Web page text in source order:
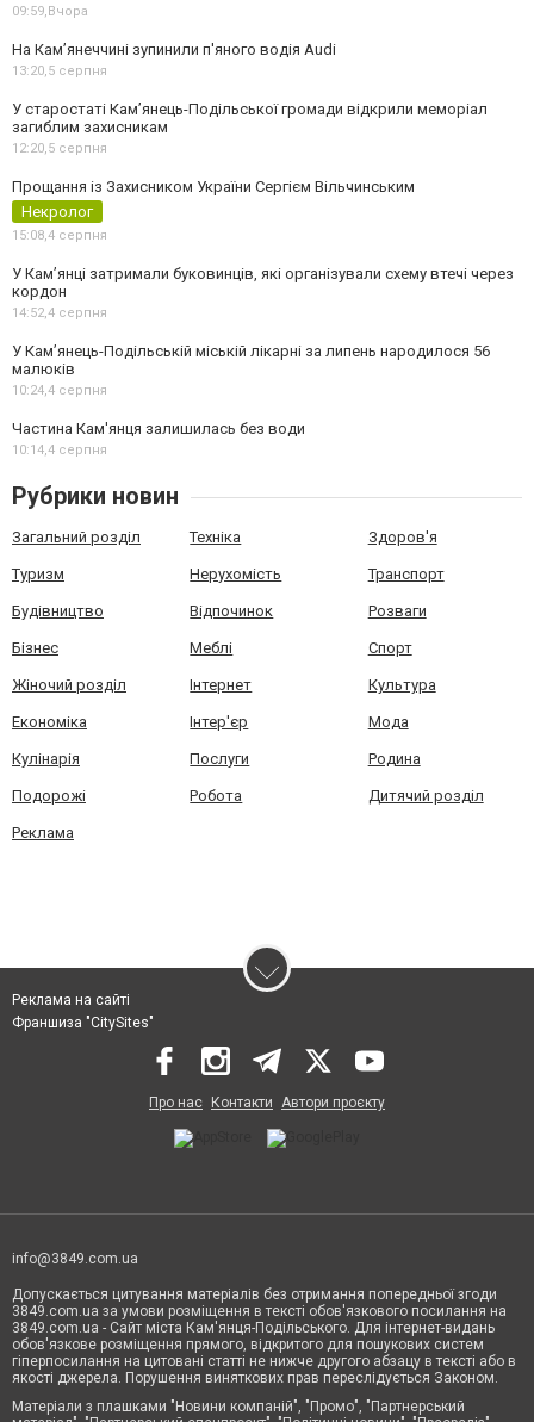
09:59,Вчора
На Камʼянеччині зупинили п'яного водія Audi
13:20,5 серпня
У старостаті Кам’янець-Подільської громади відкрили меморіал
загиблим захисникам
12:20,5 серпня
Прощання із Захисником України Сергієм Вільчинським
Некролог
15:08,4 серпня
У Кам’янці затримали буковинців, які організували схему втечі через
кордон
14:52,4 серпня
У Кам’янець-Подільській міській лікарні за липень народилося 56
малюків
10:24,4 серпня
Частина Кам'янця залишилась без води
10:14,4 серпня
Рубрики новин
Загальний розділ Техніка Здоров'я
Туризм Нерухомість Транспорт
Будівництво Відпочинок Розваги
Бізнес Меблі Спорт
Жіночий розділ Інтернет Культура
Економіка Інтер'єр Мода
Кулінарія Послуги Родина
Подорожі Робота Дитячий розділ
Реклама
Реклама на сайті
Франшиза "CitySites"
Про нас Контакти Автори проєкту
info@3849.com.ua
Допускається цитування матеріалів без отримання попередньої згоди
3849.com.ua за умови розміщення в тексті обов'язкового посилання на
3849.com.ua - Сайт міста Кам'янця-Подільського. Для інтернет-видань
обов'язкове розміщення прямого, відкритого для пошукових систем
гіперпосилання на цитовані статті не нижче другого абзацу в тексті або в
якості джерела. Порушення виняткових прав переслідується Законом.
Матеріали з плашками "Новини компаній", "Промо", "Партнерський